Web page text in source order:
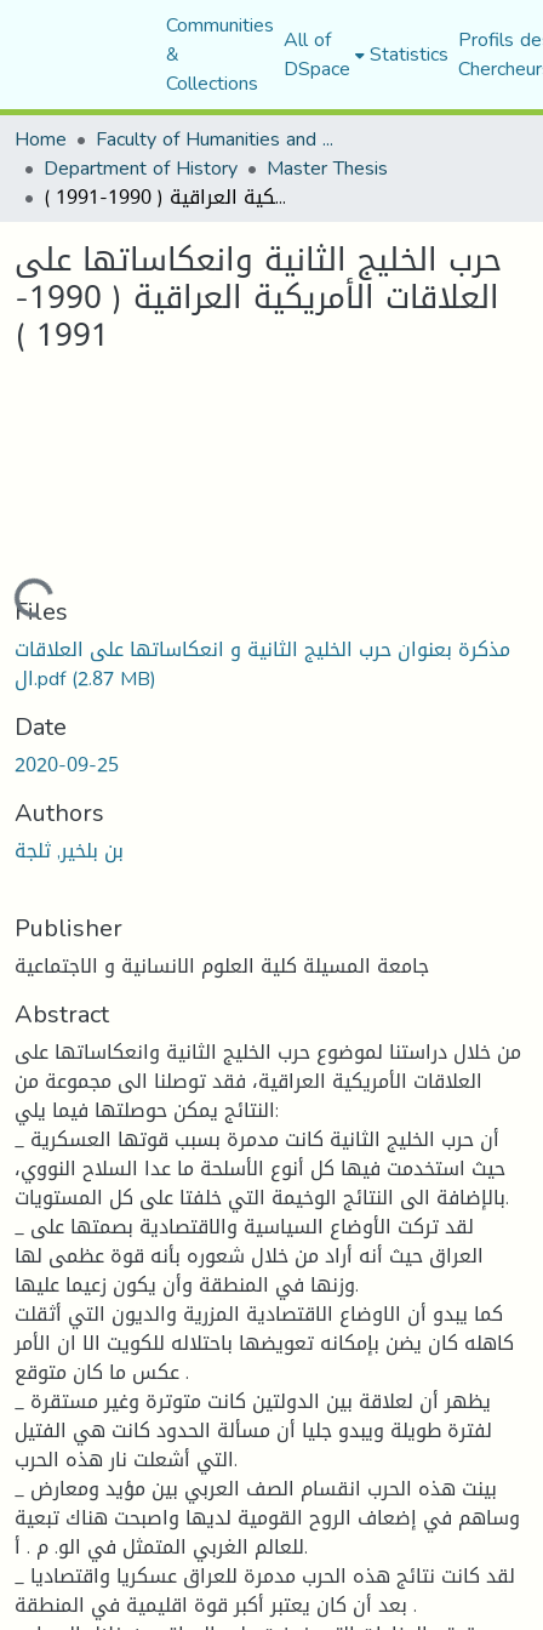
Communities
&
Collections
All of
DSpace Statistics Profils
Home
Faculty of Humanities and Social Sciences
Department of History Master Thesis
حرب الخليج الثانية وانعكاساتها على العلاقات الأمريكية العراقية ( 1990-1991 )
حرب الخليج الثانية وانعكاساتها على
العلاقات الأمريكية العراقية ( 1990-
1991 )
Loading...
Files
مذكرة بعنوان حرب الخليج الثانية و انعكاساتها على العلاقات
ال.pdf(2.87 MB)
Date
2020-09-25
Authors
بن بلخير, ثلجة
Publisher
جامعة المسيلة كلية العلوم الانسانية و الاجتماعية
Abstract
من خلال دراستنا لموضوع حرب الخليج الثانية وانعكاساتها على
العلاقات الأمريكية العراقية، فقد توصلنا الى مجموعة من
النتائج يمكن حوصلتها فيما يلي:
_ أن حرب الخليج الثانية كانت مدمرة بسبب قوتها العسكرية
حيث استخدمت فيها كل أنوع الأسلحة ما عدا السلاح النووي،
بالإضافة الى النتائج الوخيمة التي خلفتا على كل المستويات.
_ لقد تركت الأوضاع السياسية والاقتصادية بصمتها على
العراق حيث أنه أراد من خلال شعوره بأنه قوة عظمى لها
وزنها في المنطقة وأن يكون زعيما عليها.
كما يبدو أن الاوضاع الاقتصادية المزرية والديون التي أثقلت
كاهله كان يضن بإمكانه تعويضها باحتلاله للكويت الا ان الأمر
عكس ما كان متوقع .
_ يظهر أن لعلاقة بين الدولتين كانت متوترة وغير مستقرة
لفترة طويلة ويبدو جليا أن مسألة الحدود كانت هي الفتيل
التي أشعلت نار هذه الحرب.
_ بينت هذه الحرب انقسام الصف العربي بين مؤيد ومعارض
وساهم في إضعاف الروح القومية لديها واصبحت هناك تبعية
للعالم الغربي المتمثل في الو. م . أ.
_ لقد كانت نتائج هذه الحرب مدمرة للعراق عسكريا واقتصاديا
بعد أن كان يعتبر أكبر قوة اقليمية في المنطقة .